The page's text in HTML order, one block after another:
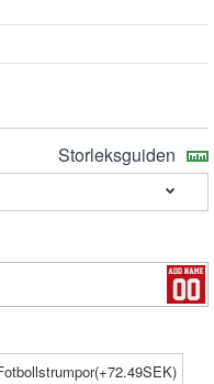
Storleksguiden